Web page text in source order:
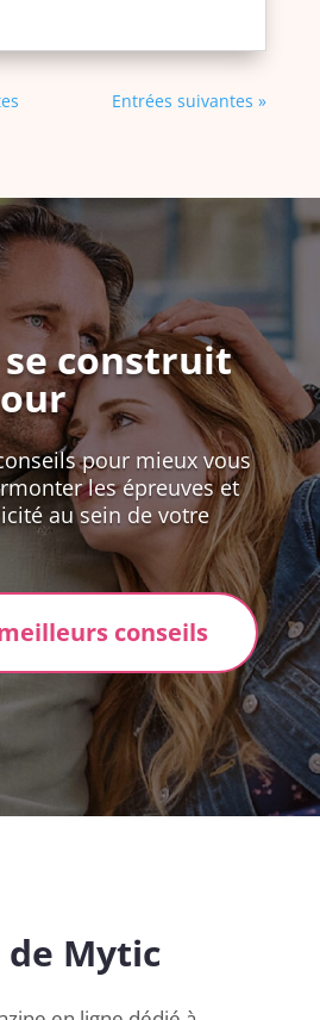
Entrées suivantes »
se construit
pour mieux vous
les épreuves et
au sein de votre
conseils
Mytic